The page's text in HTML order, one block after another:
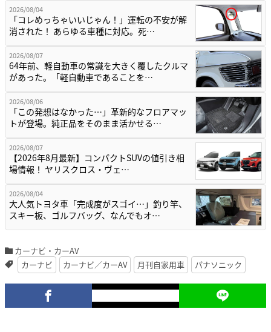
2026/08/04
「コレめっちゃいいじゃん！」運転の不安が解
消された！ あらゆる車種に対応。死…
2026/08/07
64年前、軽自動車の常識を大きく覆したクルマ
があった。「軽自動車であることを…
2026/08/06
「この発想はなかった…」革新的なフロアマッ
トが登場。純正品をそのまま活かせる…
2026/08/07
【2026年8月最新】コンパクトSUVの値引き相
場情報！ ヤリスクロス・ヴェ…
2026/08/04
大人気トヨタ車「完成度がスゴイ…」釣り竿、
スキー板、ゴルフバッグ、なんでもオ…
カーナビ・カーAV
カーナビ
カーナビ／カーAV 月刊自家用車 パナソニック